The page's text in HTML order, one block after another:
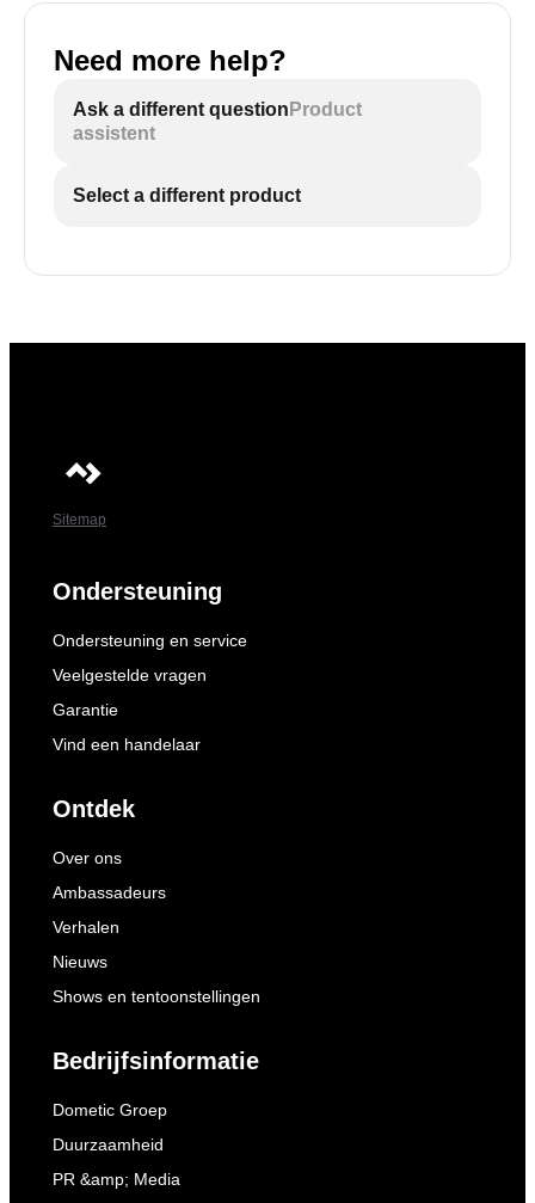
Need more help?
Ask a different question Product
assistent
Select a different product
Sitemap
Ondersteuning
Ondersteuning en service
Veelgestelde vragen
Garantie
Vind een handelaar
Ontdek
Over ons
Ambassadeurs
Verhalen
Nieuws
Shows en tentoonstellingen
Bedrijfsinformatie
Dometic Groep
Duurzaamheid
PR &amp; Media